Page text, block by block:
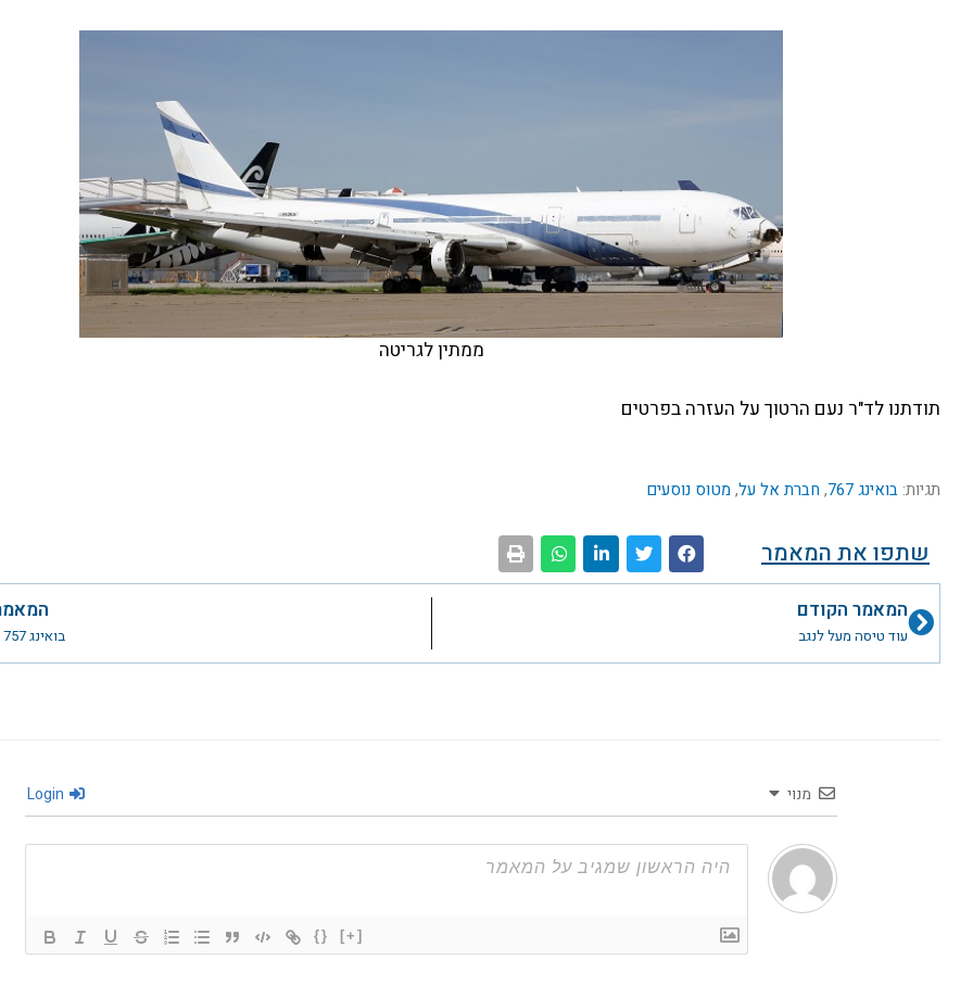
ממתין לגריטה
תודתנו לד"ר נעם הרטוך על העזרה בפרטים
תגיות: בואינג 767 , חברת אל על,מטוס נוסעים
שתפו את המאמר
קודםהמאמר הקודם
עוד טיסה מעל לנגב בואינג 4X-EBS 757
מנוי
{} [+]